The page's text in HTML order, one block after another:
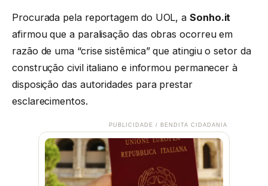
Procurada pela reportagem do UOL, aSonho.it
afirmou que a paralisação das obras ocorreu em
razão de uma “crise sistêmica” que atingiu o setor da
construção civil italiano e informou permanecer à
disposição das autoridades para prestar
esclarecimentos.
PUBLICIDADE / BENDITA CIDADANIA